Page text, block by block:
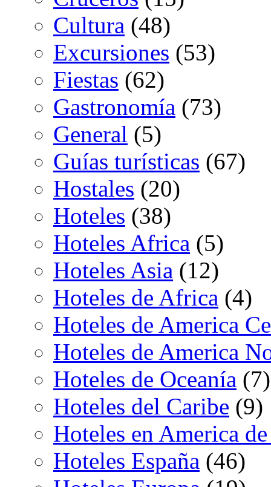
Cultura (48)
Excursiones (53)
Fiestas (62)
Gastronomía (73)
General (5)
Guías turísticas (67)
Hostales (20)
Hoteles (38)
Hoteles Africa (5)
Hoteles Asia (12)
Hoteles de Africa (4)
Hoteles de America
Hoteles de America
Hoteles de Oceanía (7)
Hoteles del Caribe (9)
Hoteles en America
Hoteles España (46)